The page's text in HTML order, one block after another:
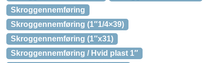
Skroggennemføring
Skroggennemføring (1″1/4×39)
Skroggennemføring (1″x31)
Skroggennemføring / Hvid plast 1″